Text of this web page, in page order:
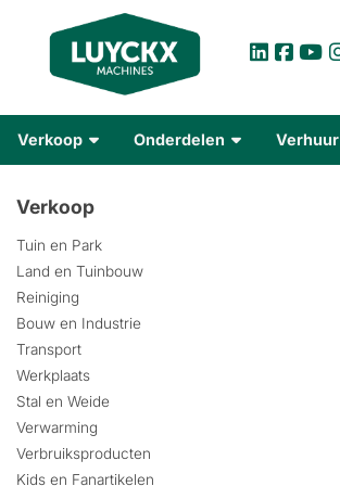
Verkoop Onderdelen Verhuur
Verkoop
Tuin en Park
Land en Tuinbouw
Reiniging
Bouw en Industrie
Transport
Werkplaats
Stal en Weide
Verwarming
Verbruiksproducten
Kids en Fanartikelen